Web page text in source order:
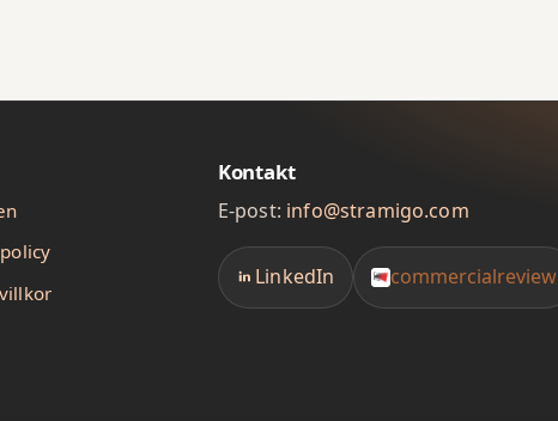
Kontakt
E-post: info@stramigo.com
LinkedIn commercialreview